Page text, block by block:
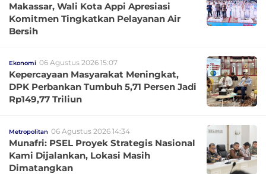
Makassar, Wali Kota Appi Apresiasi
Komitmen Tingkatkan Pelayanan Air
Bersih
Ekonomi 06 Agustus 2026 15:07
Kepercayaan Masyarakat Meningkat,
DPK Perbankan Tumbuh 5,71 Persen Jadi
Rp149,77 Triliun
Metropolitan 06 Agustus 2026 14:34
Munafri: PSEL Proyek Strategis Nasional
Kami Dijalankan, Lokasi Masih
Dimatangkan